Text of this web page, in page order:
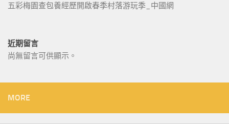
五彩梅園查包養經歷開啟春季村落游玩季_中國網
近期留言
尚無留言可供顯示。
MORE